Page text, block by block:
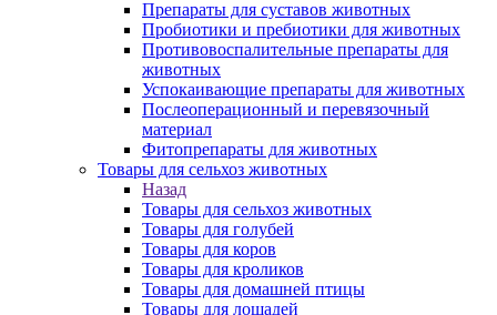
Препараты для суставов животных
Пробиотики и пребиотики для животных
Противовоспалительные препараты для
животных
Успокаивающие препараты для животных
Послеоперационный и перевязочный
материал
Фитопрепараты для животных
Товары для сельхоз животных
Назад
Товары для сельхоз животных
Товары для голубей
Товары для коров
Товары для кроликов
Товары для домашней птицы
Товары для лошадей